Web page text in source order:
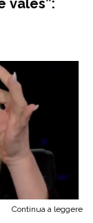
vales”:
Continua a leggere